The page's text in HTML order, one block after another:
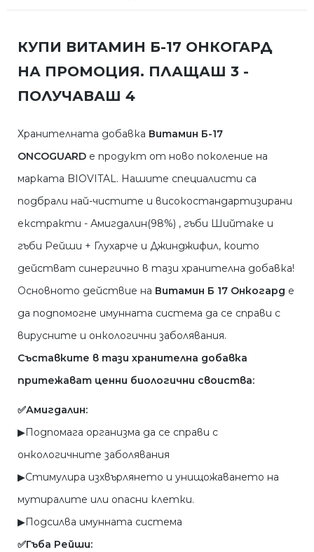
КУПИ ВИТАМИН Б-17 ОНКОГАРД
НА ПРОМОЦИЯ. ПЛАЩАШ 3 -
ПОЛУЧАВАШ 4
Хранителната добавка Витамин Б-17
ONCOGUARD е продукт от ново поколение на
марката BIOVITAL. Нашите специалисти са
подбрали най-чистите и високостандартизирани
екстракти - Амигдалин(98%) , гъби Шийтаке и
гъби Рейши + Глухарче и Джинджифил, които
действат синергично в тази хранителна добавка!
Основното действие на Витамин Б 17 Онкогард е
да подпомогне имунната система да се справи с
вирусните и онкологични заболявания.
Съставките в тази хранителна добавка
притежават ценни биологични своиства:
✅Амигдалин:
▶︎Подпомага организма да се справи с
онкологичните заболявания
▶︎Стимулира изхвърлянето и унищожаването на
мутиралите или опасни клетки.
▶︎Подсилва имунната система
✅Гъба Рейши: